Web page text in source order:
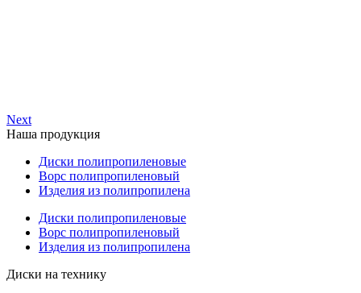
Next
Наша продукция
Диски полипропиленовые
Ворс полипропиленовый
Изделия из полипропилена
Диски полипропиленовые
Ворс полипропиленовый
Изделия из полипропилена
Диски на технику